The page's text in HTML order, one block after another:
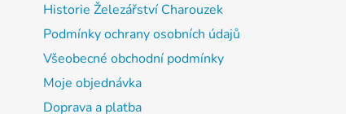
Historie Železářství Charouzek
Podmínky ochrany osobních údajů
Všeobecné obchodní podmínky
Moje objednávka
Doprava a platba